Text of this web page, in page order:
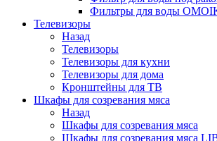
Фильтры для воды
Телевизоры
Назад
Телевизоры
Телевизоры для кухни
Телевизоры для дома
Кронштейны для ТВ
Шкафы для созревания мяса
Назад
Шкафы для созревания мяса
Шкафы для созревания мяса